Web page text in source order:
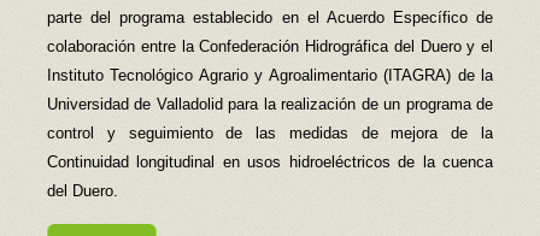
parte del programa establecido en el Acuerdo Específico de
colaboración entre la Confederación Hidrográfica del Duero y el
Instituto Tecnológico Agrario y Agroalimentario (ITAGRA) de la
Universidad de Valladolid para la realización de un programa de
control y seguimiento de las medidas de mejora de la
Continuidad longitudinal en usos hidroeléctricos de la cuenca
del Duero.